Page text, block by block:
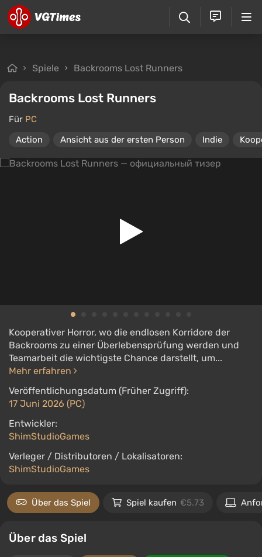
Spiele Backrooms Lost Runners
Backrooms Lost Runners
Für PC
Action
Ansicht aus der ersten Person Indie
Kooperativer Horror, wo die endlosen Korridore der
Backrooms zu einer Überlebensprüfung werden und
Teamarbeit die wichtigste Chance darstellt, um...
Mehr erfahren
Veröffentlichungsdatum (Früher Zugriff):
17 Juni 2026 (PC)
Entwickler:
ShimStudioGames
Verleger / Distributoren / Lokalisatoren:
ShimStudioGames
Über das Spiel Spiel kaufen €5.73
Über das Spiel